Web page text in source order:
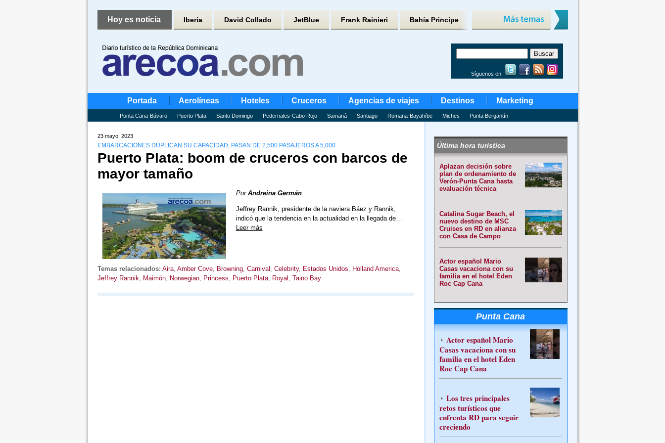
Hoy es noticia Iberia David Collado JetBlue Frank Rainieri Bahía Principe
Síguenos en:
Portada Aerolíneas Hoteles Cruceros Agencias de viajes Destinos Marketing
Punta Cana-Bávaro Puerto Plata Santo Domingo Pedernales-Cabo Rojo Samaná Santiago Romana-Bayahíbe Miches Punta Bergantín
23 mayo, 2023
EMBARCACIONES DUPLICAN SU CAPACIDAD, PASAN DE 2,500 PASAJEROS A 5,000
Puerto Plata: boom de cruceros con barcos de
mayor tamaño
Por Andreina Germán
Jeffrey Rannik, presidente de la naviera Báez y Rannik,
indicó que la tendencia en la actualidad en la llegada de…
Leer más
Temas relacionados: Aira, Amber Cove, Browning, Carnival , Celebrity, Estados Unidos, Holland America,
Jeffrey Rannik, Maimón, Norwegian, Princess, Puerto Plata, Royal , Taino Bay
Última hora turística
Aplazan decisión sobre
plan de ordenamiento de
Verón-Punta Cana hasta
evaluación técnica
Catalina Sugar Beach, el
nuevo destino de MSC
Cruises en RD en alianza
con Casa de Campo
Actor español Mario
Casas vacaciona con su
familia en el hotel Eden
Roc Cap Cana
Punta Cana
Actor español Mario
Casas vacaciona con su
familia en el hotel Eden
Roc Cap Cana
Los tres principales
retos turísticos que
enfrenta RD para seguir
creciendo